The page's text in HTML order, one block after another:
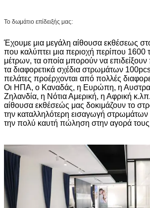
Το δωμάτιο επίδειξής μας:
Έχουμε μια μεγάλη αίθουσα εκθέσεως
που καλύπτει μια περιοχή περίπου 1600
μέτρων, τα οποία μπορούν να
τα διαφορετικά σχέδια στρωμάτων
πελάτες προέρχονται από πολλές
Οι ΗΠΑ, ο Καναδάς, η Ευρώπη, η
Ζηλανδία, η Νότια Αμερική, η Αφρική
αίθουσα εκθέσεώς μας δοκιμάζουν το
την καταλληλότερη εισαγωγή στρωμάτων
την πολύ καυτή πώληση στην αγορά